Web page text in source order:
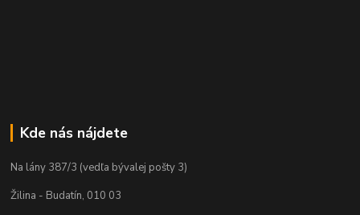
Kde nás nájdete
Na lány 387/3 (vedľa bývalej pošty 3)
Žilina - Budatín, 010 03